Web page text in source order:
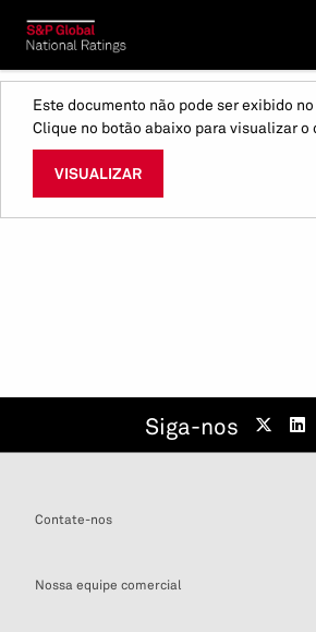
Este documento não pode ser exibido
Clique no botão abaixo para visualizar o
VISUALIZAR
Siga-nos
Contate-nos
Nossa equipe comercial